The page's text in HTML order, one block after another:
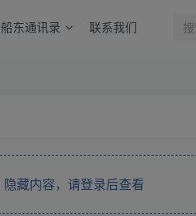
船东通讯录 联系我们
隐藏内容，请登录后查看